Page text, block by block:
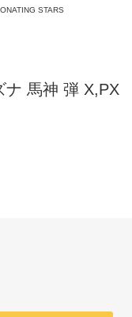
STARS
ナ 馬神 弾 X,PX